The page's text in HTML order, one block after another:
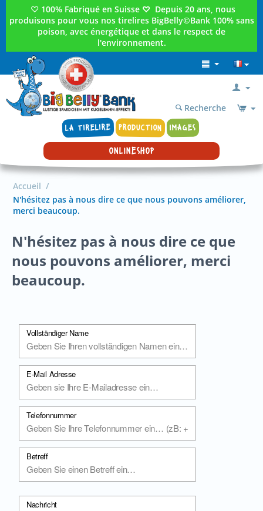
♡ 100% Fabriqué en Suisse ♡ Depuis 20 ans, nous
produisons pour vous nos tirelires BigBelly©Bank 100% sans
poison, avec énergétique et dans le respect de
l'environnement.
LA TIRELIRE PRODUCTION IMAGES
Recherche
ONLINESHOP
Accueil /
N'hésitez pas à nous dire ce que nous pouvons améliorer,
merci beaucoup.
N'hésitez pas à nous dire ce que
nous pouvons améliorer, merci
beaucoup.